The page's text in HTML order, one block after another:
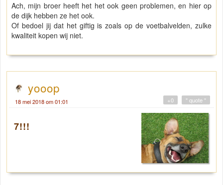
Ach, mijn broer heeft het het ook geen problemen, en hier op
de dijk hebben ze het ook.
Of bedoel jij dat het giftig is zoals op de voetbalvelden, zulke
kwaliteit kopen wij niet.
yooop
18 mei 2018 om 01:01 " quote "
+0
7!!!